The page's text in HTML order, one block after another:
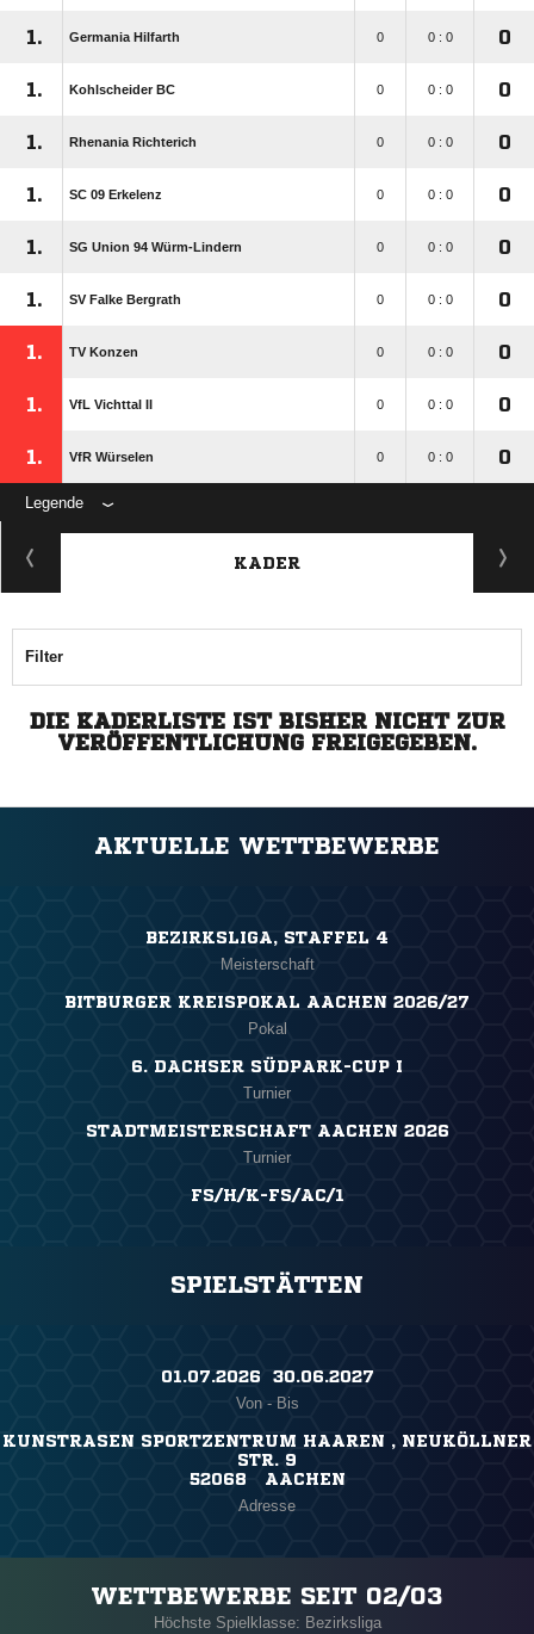
1. Germania Hilfarth 0 0 : 0 0
1. Kohlscheider BC 0 0 : 0 0
1. Rhenania Richterich 0 0 : 0 0
1. SC 09 Erkelenz 0 0 : 0 0
1. SG Union 94 Würm-Lindern 0 0 : 0 0
1. SV Falke Bergrath 0 0 : 0 0
1. TV Konzen 0 0 : 0 0
1. VfL Vichttal II 0 0 : 0 0
1. VfR Würselen 0 0 : 0 0
Legende
KADER
Filter
DIE KADERLISTE IST BISHER NICHT ZUR
VERÖFFENTLICHUNG FREIGEGEBEN.
AKTUELLE WETTBEWERBE
BEZIRKSLIGA, STAFFEL 4
Meisterschaft
BITBURGER KREISPOKAL AACHEN 2026/27
Pokal
6. DACHSER SÜDPARK-CUP I
Turnier
STADTMEISTERSCHAFT AACHEN 2026
Turnier
FS/H/K-FS/AC/1
SPIELSTÄTTEN
01.07.2026 ​ 30.06.2027
Von - Bis
KUNSTRASEN SPORTZENTRUM HAAREN , NEUKÖLLNER
STR. 9
52068 AACHEN
Adresse
WETTBEWERBE SEIT 02/03
Höchste Spielklasse: Bezirksliga